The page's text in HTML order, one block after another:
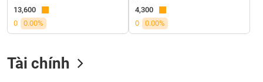
13,600
0
0.00%
4,300
0
0.00%
Tài chính
Mã
chứng